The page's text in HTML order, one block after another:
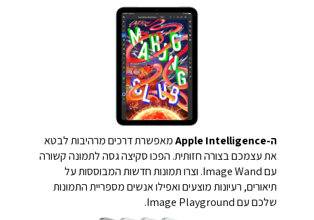
ה-Apple Intelligence
מאפשרת דרכים מרהיבות לבטא
את עצמכם בצורה חזותית. הפכו סקיצה גסה לתמונה קשורה
עם Image Wand. וצרו תמונות חדשות המבוססות על
תיאורים, רעיונות מוצעים ואפילו אנשים מספריית התמונות
שלכם עם Image Playground.